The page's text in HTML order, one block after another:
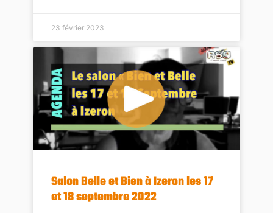
23 février 2023
Salon Belle et Bien à Izeron les 17
et 18 septembre 2022